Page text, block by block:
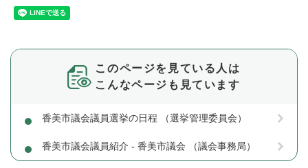
このページを見ている人は
こんなページも見ています
香美市議会議員選挙の日程 （選挙管理委員会）
香美市議会議員紹介 - 香美市議会 （議会事務局）